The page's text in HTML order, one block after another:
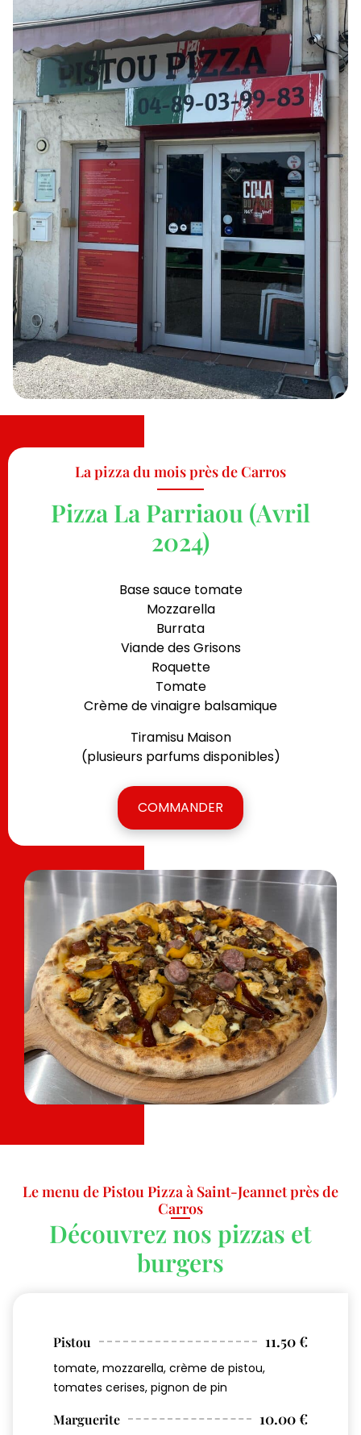
La pizza du mois près de Carros
Pizza La Parriaou (Avril
2024)
Base sauce tomate
Mozzarella
Burrata
Viande des Grisons
Roquette
Tomate
Crème de vinaigre balsamique
Tiramisu Maison
(plusieurs parfums disponibles)
COMMANDER
Le menu de Pistou Pizza à Saint-Jeannet près de
Carros
Découvrez nos pizzas et
burgers
Pistou 11.50 €
tomate, mozzarella, crème de pistou,
tomates cerises, pignon de pin
Marguerite 10.00 €